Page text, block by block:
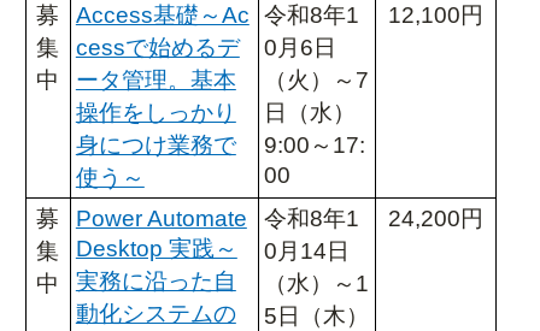
お知らせ
開催スケジュール
研修カテゴリー
人気コース紹介
研修の目安
研修のポイント
募
集
中
Access基礎～Ac
cessで始めるデ
ータ管理。基本
操作をしっかり
身につけ業務で
使う～
令和8年1
0月6日
（火）～7
日（水）
9:00～17:
00
12,100円
募
集
中
Power Automate
Desktop 実践～
実務に沿った自
動化システムの
令和8年1
0月14日
（水）～1
5日（木）
24,200円